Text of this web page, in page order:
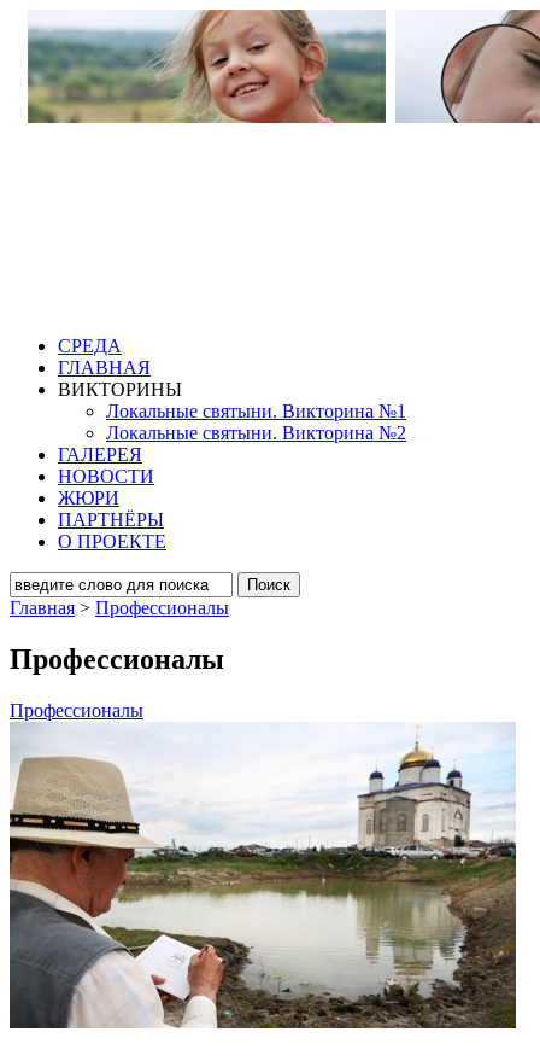
СРЕДА
ГЛАВНАЯ
ВИКТОРИНЫ
Локальные святыни. Викторина №1
Локальные святыни. Викторина №2
ГАЛЕРЕЯ
НОВОСТИ
ЖЮРИ
ПАРТНЁРЫ
О ПРОЕКТЕ
Главная > Профессионалы
Профессионалы
Профессионалы